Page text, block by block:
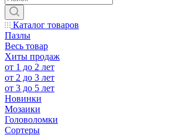
Каталог товаров
Пазлы
Весь товар
Хиты продаж
от 1 до 2 лет
от 2 до 3 лет
от 3 до 5 лет
Новинки
Мозаики
Головоломки
Сортеры